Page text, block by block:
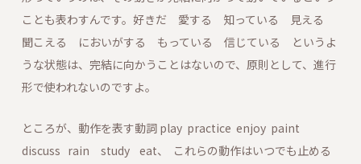
ことも表わすんです。好きだ 愛する 知っている 見える
聞こえる においがする もっている 信じている というよ
うな状態は、完結に向かうことはないので、原則として、進行
形で使われないのですよ。
ところが、動作を表す動詞 play practice enjoy paint
discuss rain study eat、 これらの動作はいつでも止める